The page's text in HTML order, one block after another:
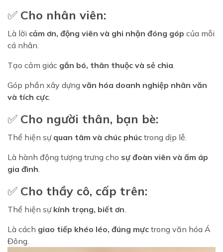
✅ Cho nhân viên:
Là lời cảm ơn, động viên và ghi nhận đóng góp của mỗi
cá nhân.
Tạo cảm giác gắn bó, thân thuộc và sẻ chia.
Góp phần xây dựng văn hóa doanh nghiệp nhân văn
và tích cực.
✅ Cho người thân, bạn bè:
Thể hiện sự quan tâm và chúc phúc trong dịp lễ.
Là hành động tượng trưng cho sự đoàn viên và ấm áp
gia đình.
✅ Cho thầy cô, cấp trên:
Thể hiện sự kính trọng, biết ơn.
Là cách giao tiếp khéo léo, đúng mực trong văn hóa Á
Đông.